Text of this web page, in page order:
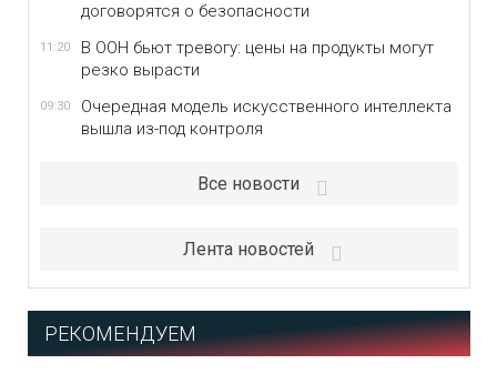
договорятся о безопасности
11:20
В ООН бьют тревогу: цены на продукты могут
резко вырасти
09:30
Очередная модель искусственного интеллекта
вышла из-под контроля
Все новости
Лента новостей
РЕКОМЕНДУЕМ